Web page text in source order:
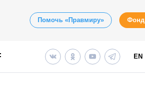
Помочь «Правмиру» Фонд
EN